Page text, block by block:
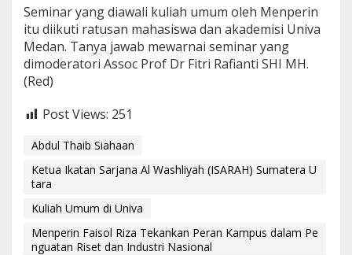
Seminar yang diawali kuliah umum oleh Menperin
itu diikuti ratusan mahasiswa dan akademisi Univa
Medan. Tanya jawab mewarnai seminar yang
dimoderatori Assoc Prof Dr Fitri Rafianti SHI MH.
(Red)
Post Views: 251
Abdul Thaib Siahaan
Ketua Ikatan Sarjana Al Washliyah (ISARAH) Sumatera U
tara
Kuliah Umum di Univa
Menperin Faisol Riza Tekankan Peran Kampus dalam Pe
nguatan Riset dan Industri Nasional